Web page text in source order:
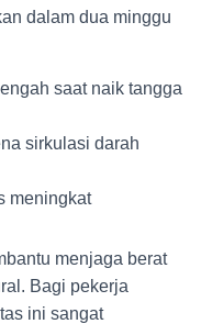
dalam dua minggu
saat naik tangga
sirkulasi darah
meningkat
menjaga berat
Bagi pekerja
ini sangat